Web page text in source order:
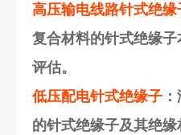
高压输电线路针式绝缘
复合材料的针式绝缘
评估。
低压配电针式绝缘子
的针式绝缘子及其绝